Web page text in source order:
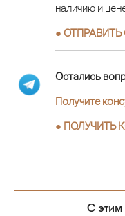
наличию и
● ОТПРАВИТЬ
Остались
Получите
● ПОЛУЧИТЬ
С этим